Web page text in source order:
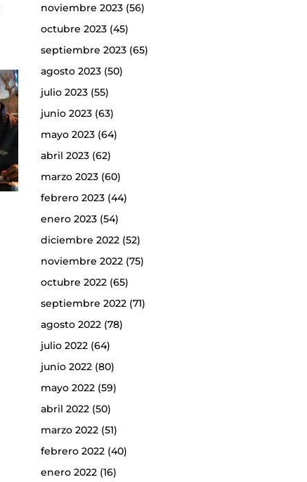
noviembre 2023(56)
octubre 2023(45)
septiembre 2023(65)
agosto 2023(50)
julio 2023(55)
junio 2023(63)
mayo 2023(64)
abril 2023(62)
marzo 2023(60)
febrero 2023(44)
enero 2023(54)
diciembre 2022(52)
noviembre 2022(75)
octubre 2022(65)
septiembre 2022(71)
agosto 2022(78)
julio 2022(64)
junio 2022(80)
mayo 2022(59)
abril 2022(50)
marzo 2022(51)
febrero 2022(40)
enero 2022(16)